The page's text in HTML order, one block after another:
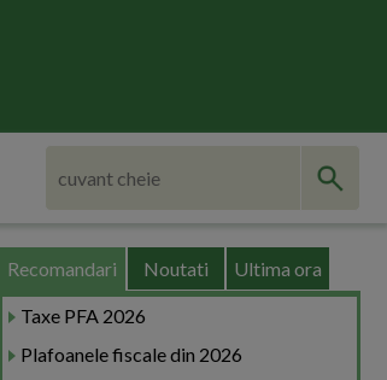
Recomandari Noutati Ultima ora
Taxe PFA 2026
Plafoanele fiscale din 2026